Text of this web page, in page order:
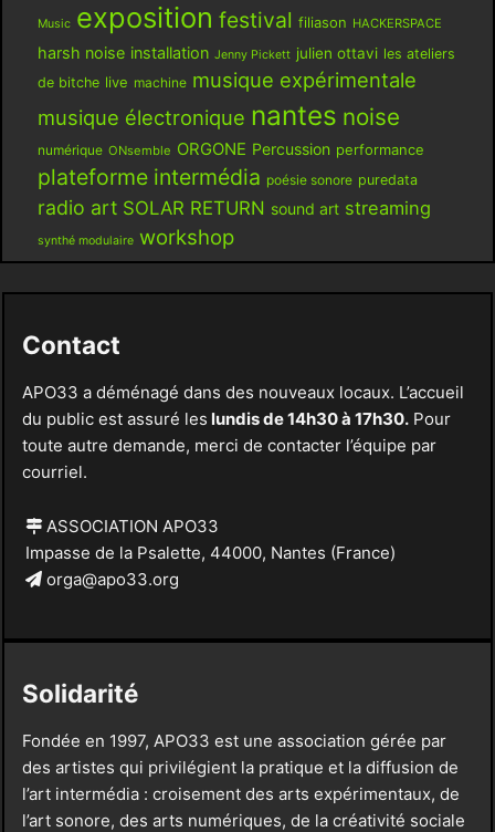
Music exposition festival filiason HACKERSPACE
harsh noise installation Jenny Pickett julien ottavi les ateliers
de bitche live machine musique expérimentale
musique électronique nantes noise
numérique ONsemble ORGONE Percussion performance
plateforme intermédia poésie sonore puredata
radio art SOLAR RETURN sound art streaming
synthé modulaire workshop
Contact
APO33 a déménagé dans des nouveaux locaux. L’accueil
du public est assuré les lundis de 14h30 à 17h30.Pour
toute autre demande, merci de contacter l’équipe par
courriel.
ASSOCIATION APO33
Impasse de la Psalette, 44000, Nantes (France)
orga@apo33.org
Solidarité
Fondée en 1997, APO33 est une association gérée par
des artistes qui privilégient la pratique et la diffusion de
l’art intermédia : croisement des arts expérimentaux, de
l’art sonore, des arts numériques, de la créativité sociale